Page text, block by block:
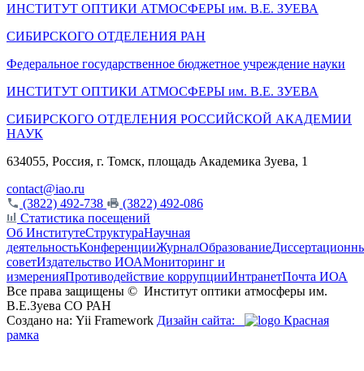
ИНСТИТУТ ОПТИКИ АТМОСФЕРЫ им. В.Е. ЗУЕВА
СИБИРСКОГО ОТДЕЛЕНИЯ РАН
Федеральное государственное бюджетное учреждение науки
ИНСТИТУТ ОПТИКИ АТМОСФЕРЫ им. В.Е. ЗУЕВА
СИБИРСКОГО ОТДЕЛЕНИЯ РОССИЙСКОЙ АКАДЕМИИ
НАУК
634055, Россия, г. Томск, площадь Академика Зуева, 1
contact@iao.ru
(3822) 492-738
(3822) 492-086
Статистика посещений
Об ИнститутеСтруктураНаучная
деятельностьКонференцииЖурналОбразование
советИздательство ИОАМониторинг и
измеренияПротиводействие коррупцииИнтранетПочта ИОА
Все права защищены © Институт оптики атмосферы им.
В.Е.Зуева СО РАН
Создано на: Yii Framework Дизайн сайта:
Красная
рамка